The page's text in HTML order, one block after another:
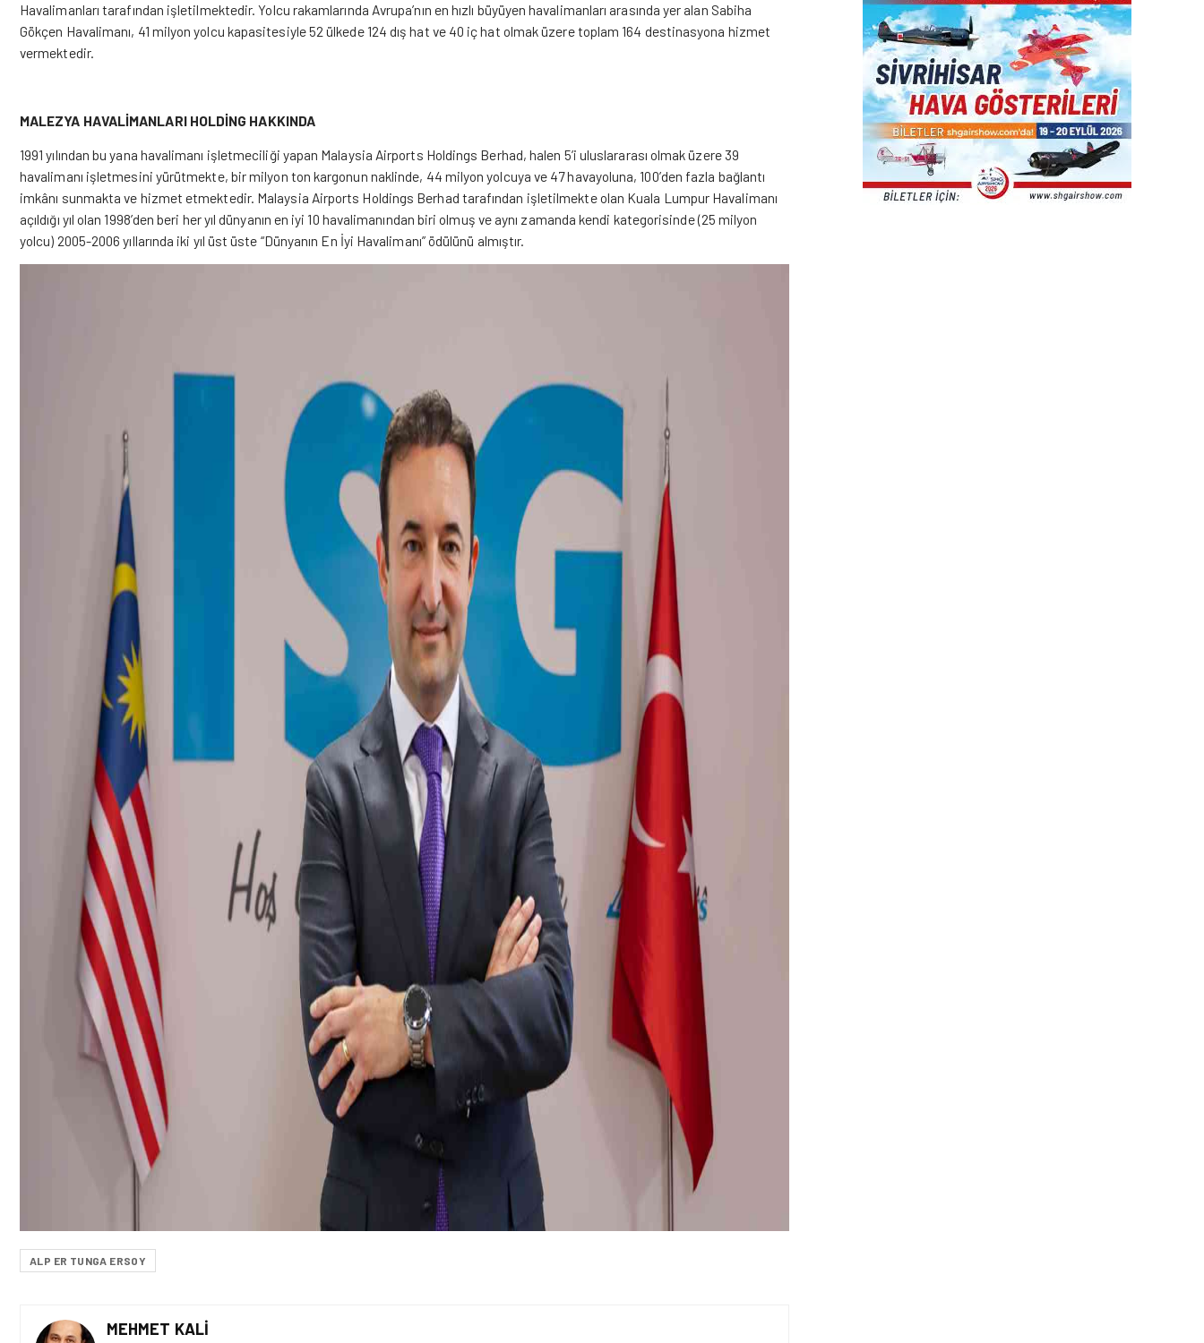
Havalimanları tarafından işletilmektedir. Yolcu rakamlarında Avrupa’nın en hızlı büyüyen havalimanları arasında yer alan Sabiha
Gökçen Havalimanı, 41 milyon yolcu kapasitesiyle 52 ülkede 124 dış hat ve 40 iç hat olmak üzere toplam 164 destinasyona hizmet
vermektedir.
MALEZYA HAVALİMANLARI HOLDİNG HAKKINDA
1991 yılından bu yana havalimanı işletmeciliği yapan Malaysia Airports Holdings Berhad, halen 5’i uluslararası olmak üzere 39
havalimanı işletmesini yürütmekte, bir milyon ton kargonun naklinde, 44 milyon yolcuya ve 47 havayoluna, 100’den fazla bağlantı
imkânı sunmakta ve hizmet etmektedir. Malaysia Airports Holdings Berhad tarafından işletilmekte olan Kuala Lumpur Havalimanı
açıldığı yıl olan 1998’den beri her yıl dünyanın en iyi 10 havalimanından biri olmuş ve aynı zamanda kendi kategorisinde (25 milyon
yolcu) 2005-2006 yıllarında iki yıl üst üste “Dünyanın En İyi Havalimanı” ödülünü almıştır.
ALP ER TUNGA ERSOY
MEHMET KALI